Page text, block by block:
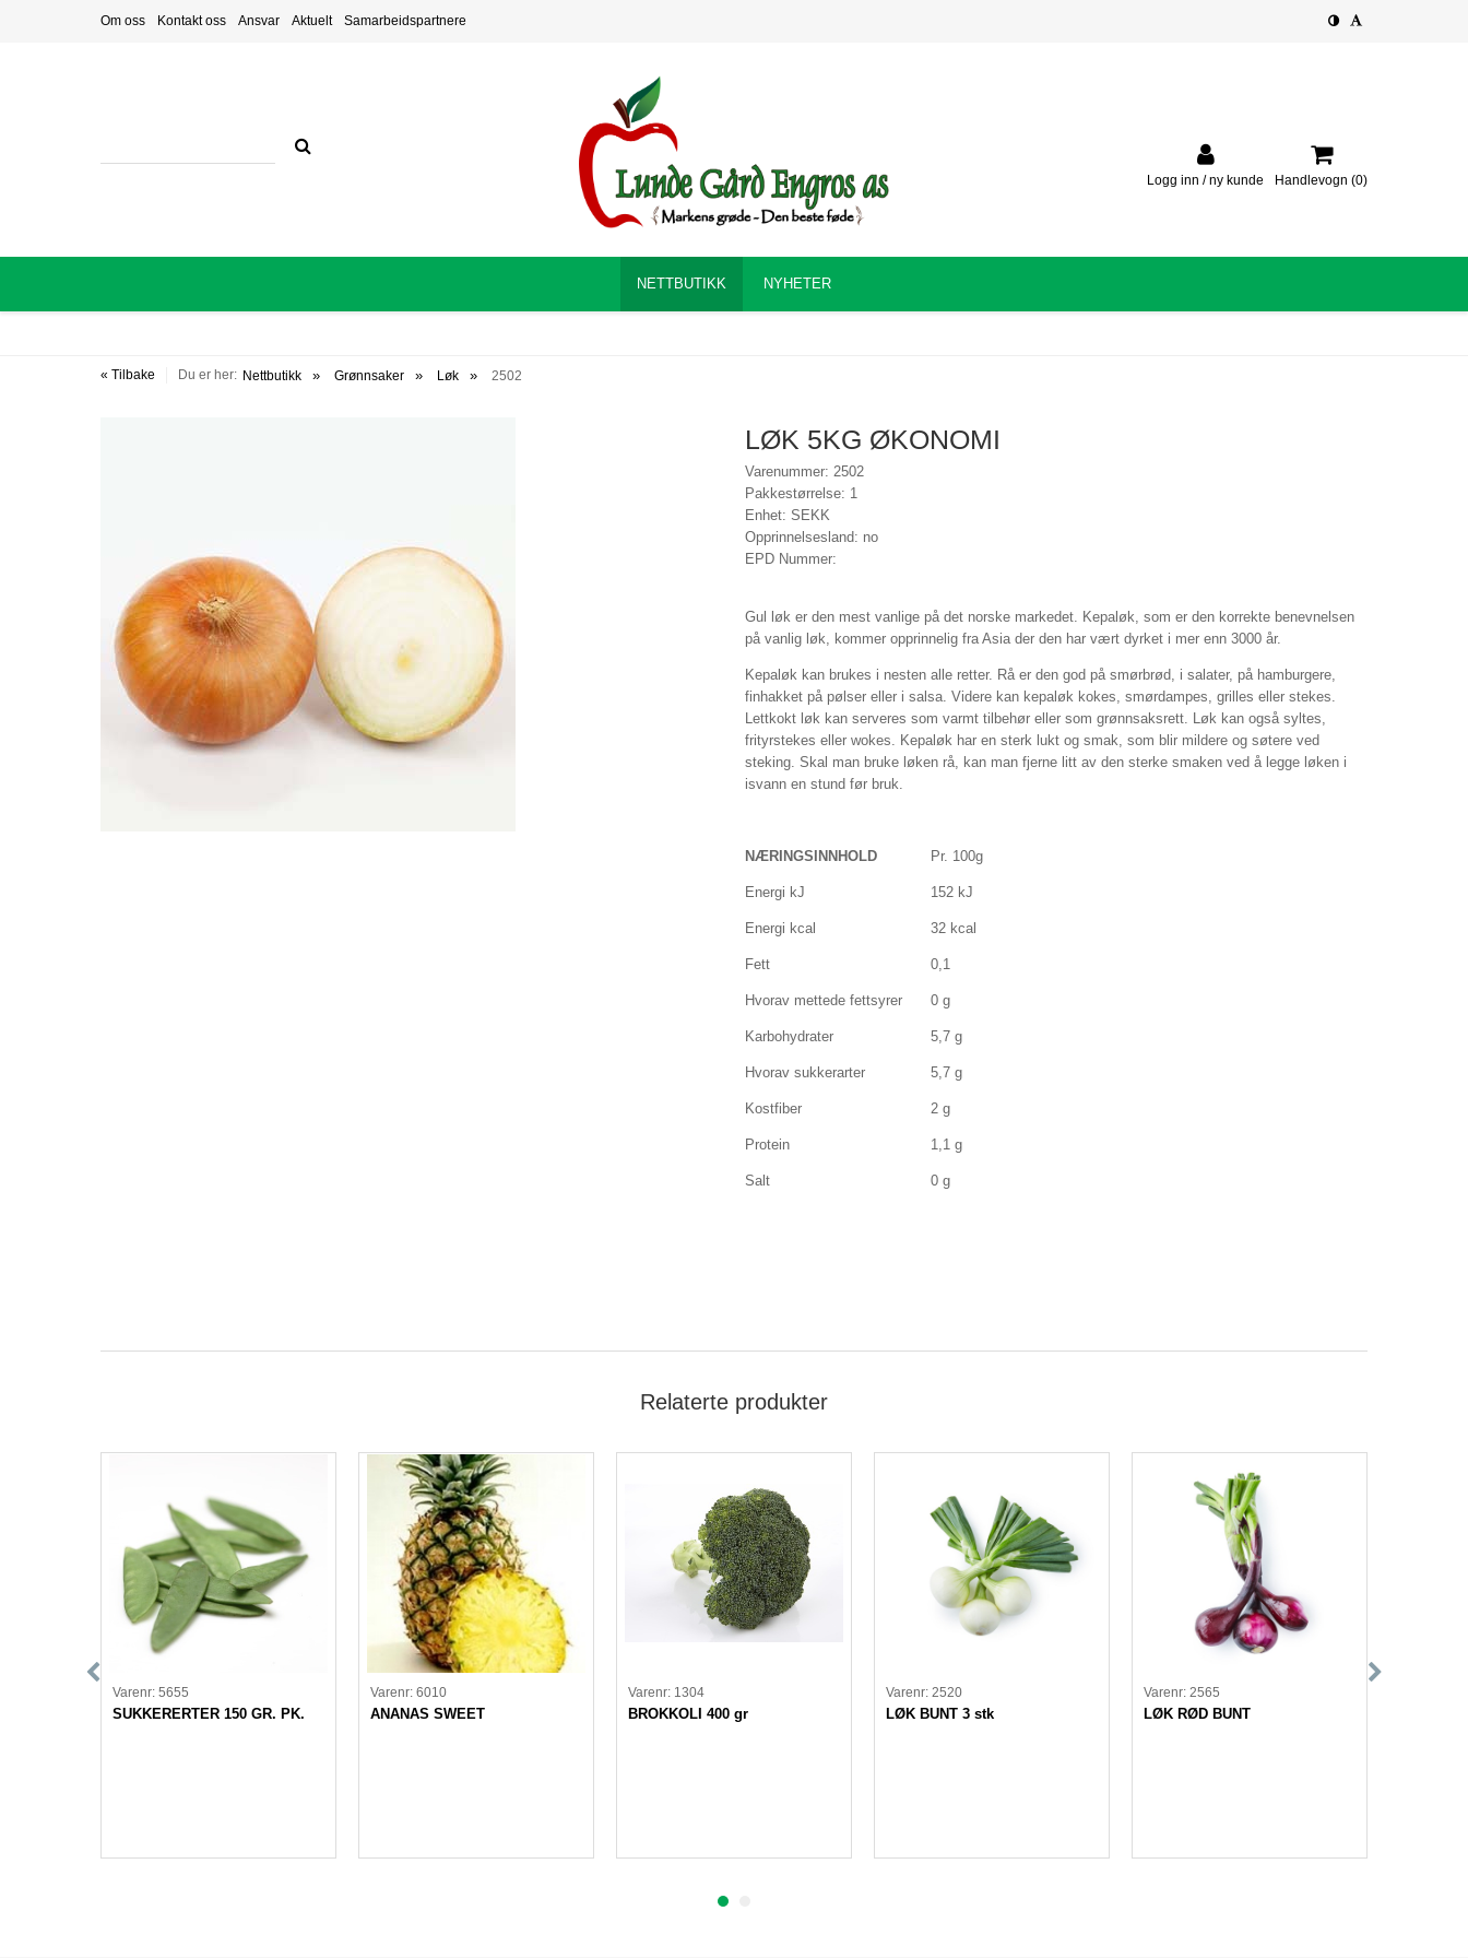
Om oss Kontakt oss Ansvar Aktuelt Samarbeidspartnere
Logg inn / ny kunde Handlevogn (0)
NETTBUTIKK NYHETER
« Tilbake Du er her: Nettbutikk Grønnsaker Løk 2502
LØK 5KG ØKONOMI
Varenummer: 2502
Pakkestørrelse: 1
Enhet: SEKK
Opprinnelsesland: no
EPD Nummer:
Gul løk er den mest vanlige på det norske markedet. Kepaløk, som er den korrekte benevnelsen
på vanlig løk, kommer opprinnelig fra Asia der den har vært dyrket i mer enn 3000 år.
Kepaløk kan brukes i nesten alle retter. Rå er den god på smørbrød, i salater, på hamburgere,
finhakket på pølser eller i salsa. Videre kan kepaløk kokes, smørdampes, grilles eller stekes.
Lettkokt løk kan serveres som varmt tilbehør eller som grønnsaksrett. Løk kan også syltes,
frityrstekes eller wokes. Kepaløk har en sterk lukt og smak, som blir mildere og søtere ved
steking. Skal man bruke løken rå, kan man fjerne litt av den sterke smaken ved å legge løken i
isvann en stund før bruk.
NÆRINGSINNHOLD Pr. 100g
Energi kJ 152 kJ
Energi kcal 32 kcal
Fett 0,1
Hvorav mettede fettsyrer 0 g
Karbohydrater 5,7 g
Hvorav sukkerarter 5,7 g
Kostfiber 2 g
Protein 1,1 g
Salt 0 g
Relaterte produkter
Varenr: 5655
SUKKERERTER 150 GR. PK.
Varenr: 6010
ANANAS SWEET
Varenr: 1304
BROKKOLI 400 gr
Varenr: 2520
LØK BUNT 3 stk
Varenr: 2565
LØK RØD BUNT